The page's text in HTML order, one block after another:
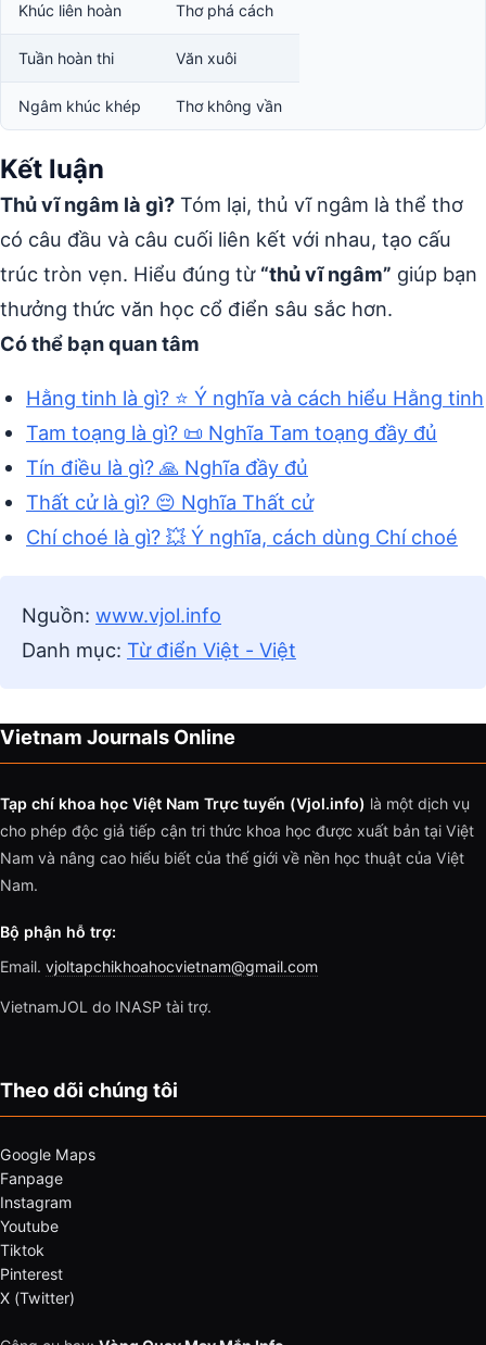
Khúc liên hoàn Thơ phá cách
Tuần hoàn thi Văn xuôi
Ngâm khúc khép Thơ không vần
Kết luận
Thủ vĩ ngâm là gì? Tóm lại, thủ vĩ ngâm là thể thơ
có câu đầu và câu cuối liên kết với nhau, tạo cấu
trúc tròn vẹn. Hiểu đúng từ “thủ vĩ ngâm” giúp bạn
thưởng thức văn học cổ điển sâu sắc hơn.
Có thể bạn quan tâm
Hằng tinh là gì? ⭐ Ý nghĩa và cách hiểu Hằng tinh
Tam toạng là gì? 📜 Nghĩa Tam toạng đầy đủ
Tín điều là gì? 🙏 Nghĩa đầy đủ
Thất cử là gì? 😔 Nghĩa Thất cử
Chí choé là gì? 💥 Ý nghĩa, cách dùng Chí choé
Nguồn: www.vjol.info
Danh mục: Từ điển Việt - Việt
Vietnam Journals Online
Tạp chí khoa học Việt Nam Trực tuyến (Vjol.info) là một dịch vụ
cho phép độc giả tiếp cận tri thức khoa học được xuất bản tại Việt
Nam và nâng cao hiểu biết của thế giới về nền học thuật của Việt
Nam.
Bộ phận hỗ trợ:
Email. vjoltapchikhoahocvietnam@gmail.com
VietnamJOL do INASP tài trợ.
Theo dõi chúng tôi
Google Maps
Fanpage
Instagram
Youtube
Tiktok
Pinterest
X (Twitter)